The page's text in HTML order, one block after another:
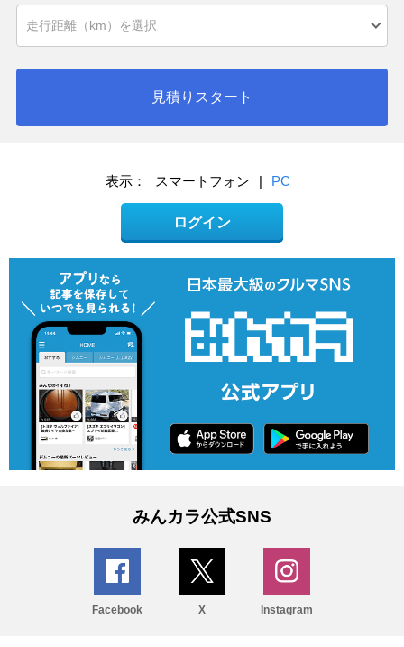
見積りスタート
表示： スマートフォン | PC
ログイン
みんカラ公式SNS
Facebook X Instagram